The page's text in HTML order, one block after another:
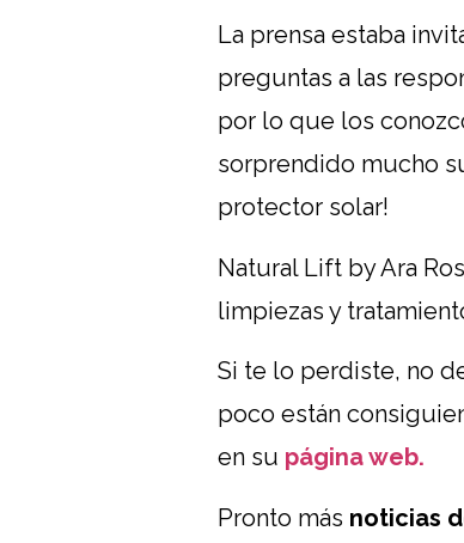
La prensa estaba
preguntas a las
por lo que los
sorprendido mucho
protector solar!
Natural Lift by Ara
limpiezas y
Si te lo perdiste, no
poco están
en su página web.
Pronto más noticias